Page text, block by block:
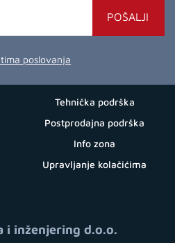
POŠALJI
poslovanja
Tehnička podrška
Postprodajna podrška
Info zona
Upravljanje kolačićima
i inženjering d.o.o.